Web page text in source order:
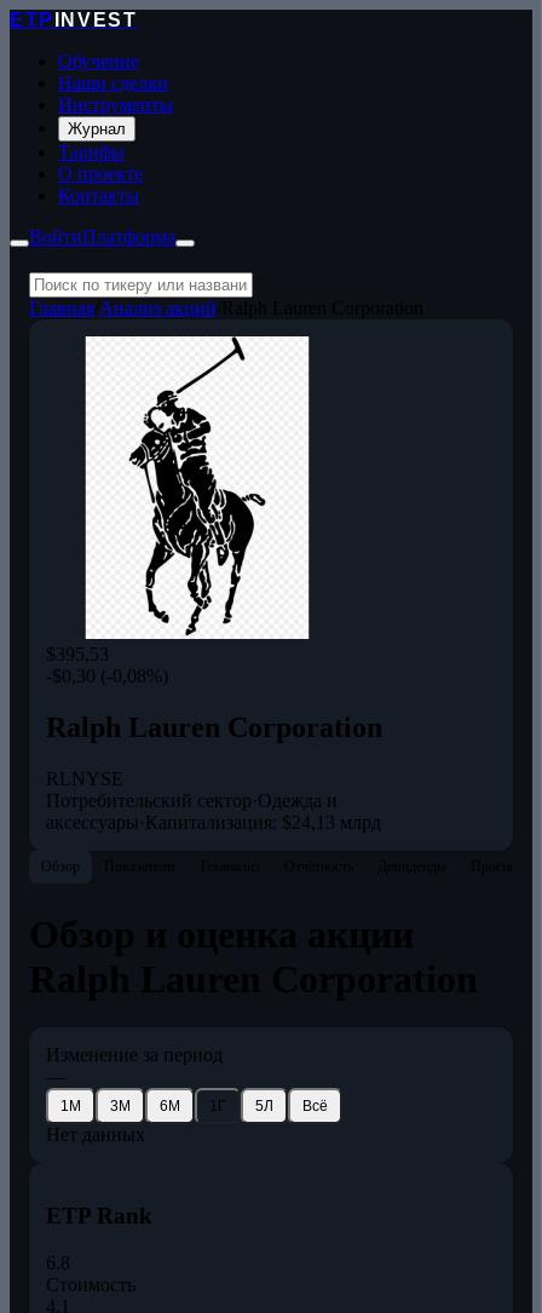
ETP
INVEST
Обучение
Наши сделки
Инструменты
Журнал
Тарифы
О проекте
Контакты
ВойтиПлатформа
Главная Анализ акций
$395,53
-$0,30 (-0,08%)
Ralph Lauren Corporation
RLNYSE
Потребительский сектор·Одежда и
аксессуары·Капитализация: $24,13 млрд
Обзор
Изменение за период
—
1М 3М 6М 1Г 5Л Всё
Нет данных
ETP Rank
6.8
Стоимость
4.1